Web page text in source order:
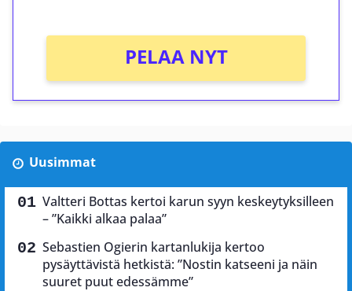
PELAA NYT
Uusimmat
Valtteri Bottas kertoi karun syyn keskeytyksilleen
– ”Kaikki alkaa palaa”
Sebastien Ogierin kartanlukija kertoo
pysäyttävistä hetkistä: ”Nostin katseeni ja näin
suuret puut edessämme”